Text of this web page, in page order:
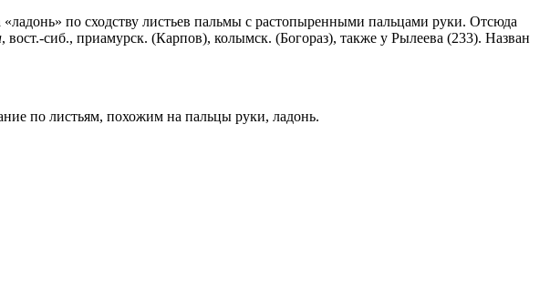
по сходству листьев пальмы с растопыренными пальцами руки. Отсюда
, вост.-сиб., приамурск. (Карпов), колымск. (Богораз), также у Рылеева (233). Назван
по листьям, похожим на пальцы руки, ладонь.